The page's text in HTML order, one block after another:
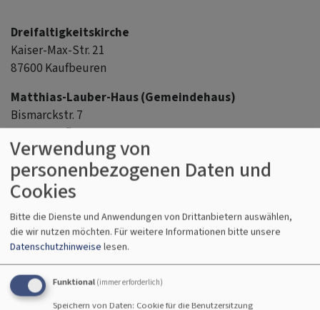
Dreifaltigkeitskirche
Kaiser-Max-Str. 21
87600 Kaufbeuren
Matthias-Lauber-Haus (Gemeindehaus)
Bismarckstr. 7
87600 Kaufbeuren
Matthias-Lauber-Jugendhaus
Bismarckstr. 9
87600 Kaufbeuren
Beratungs- und Büroräume
Ludwigstr. 24
87600 Kaufbeuren
Pfarramt
Verwendung von
personenbezogenen Daten und
Cookies
Bitte die Dienste und Anwendungen von Drittanbietern auswählen,
die wir nutzen möchten. Für weitere Informationen bitte unsere
Datenschutzhinweise lesen.
Funktional (immer erforderlich)
Speichern von Daten: Cookie für die Benutzersitzung